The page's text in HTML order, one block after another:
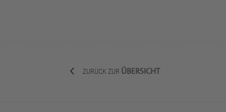
ZURÜCK ZUR ÜBERSICHT